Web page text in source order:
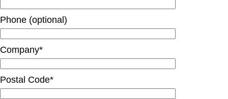
Phone (optional)
Company*
Postal Code*